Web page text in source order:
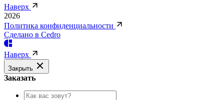
Наверх
2026
Политика конфиденциальности
Сделано в Cedro
Наверх
Закрыть
Заказать